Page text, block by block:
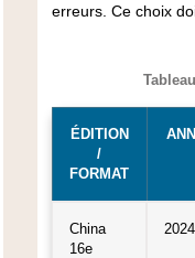
erreurs. Ce choix
ÉDITION
/
FORMAT
China
16e
2024